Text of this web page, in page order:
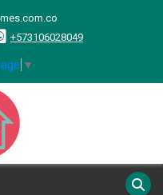
+573106028049
▼